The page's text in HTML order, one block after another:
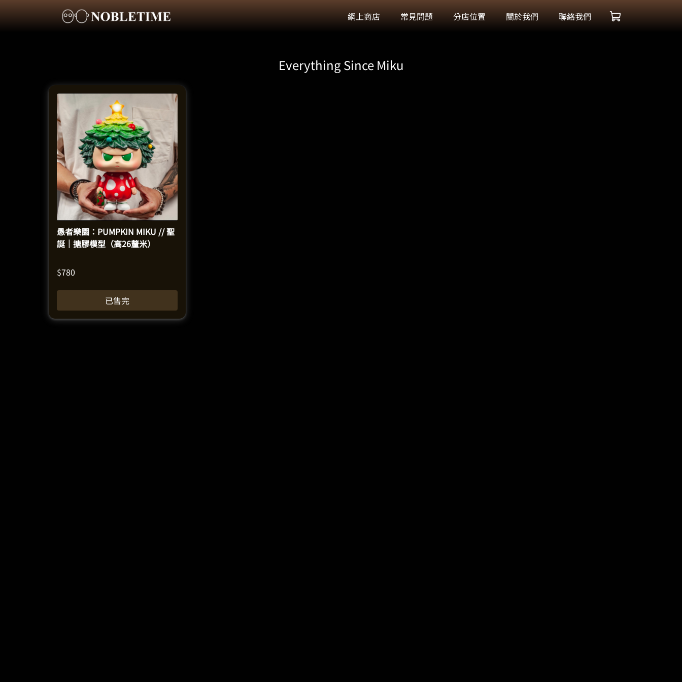
網上商店 常見問題 分店位置 關於我們 聯絡我們
Everything Since Miku
愚者樂園：PUMPKIN MIKU // 聖
誕｜搪膠模型（高26釐米）
$780
已售完